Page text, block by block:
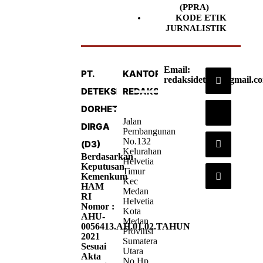
(PPRA)
KODE ETIK
JURNALISTIK
PT.
DETEKSI
DORHETA
DIRGA
(D3)
Berdasarkan
Keputusan
Kemenkum
HAM
RI
Nomor :
AHU-
0056413.AH.01.02.TAHUN
2021
Sesuai
Akta
KANTOR
REDAKSI
Jalan
Pembangunan
No.132
Kelurahan
Helvetia
Timur
Kec
Medan
Helvetia
Kota
Medan
Provinsi
Sumatera
Utara
Email: